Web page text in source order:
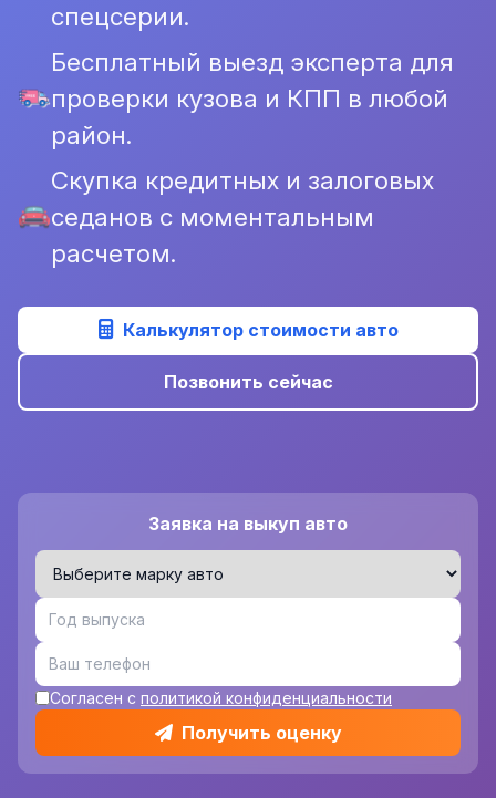
спецсерии.
Бесплатный выезд эксперта для
проверки кузова и КПП в любой
район.
Скупка кредитных и залоговых
седанов с моментальным
расчетом.
Калькулятор стоимости авто
Позвонить сейчас
Заявка на выкуп авто
Согласен с политикой конфиденциальности
Получить оценку